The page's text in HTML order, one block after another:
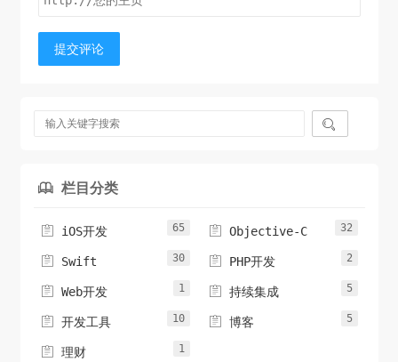
提交评论

 栏目分类
 iOS开发 65  Objective-C 32
 Swift 30  PHP开发 2
 Web开发 1  持续集成 5
 开发工具 10  博客 5
 理财 1